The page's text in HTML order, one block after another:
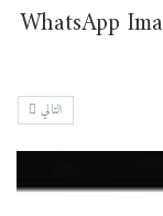
WhatsApp
التالي